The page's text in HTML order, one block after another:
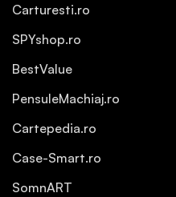
Carturesti.ro
SPYshop.ro
BestValue
PensuleMachiaj.ro
Cartepedia.ro
Case-Smart.ro
SomnART